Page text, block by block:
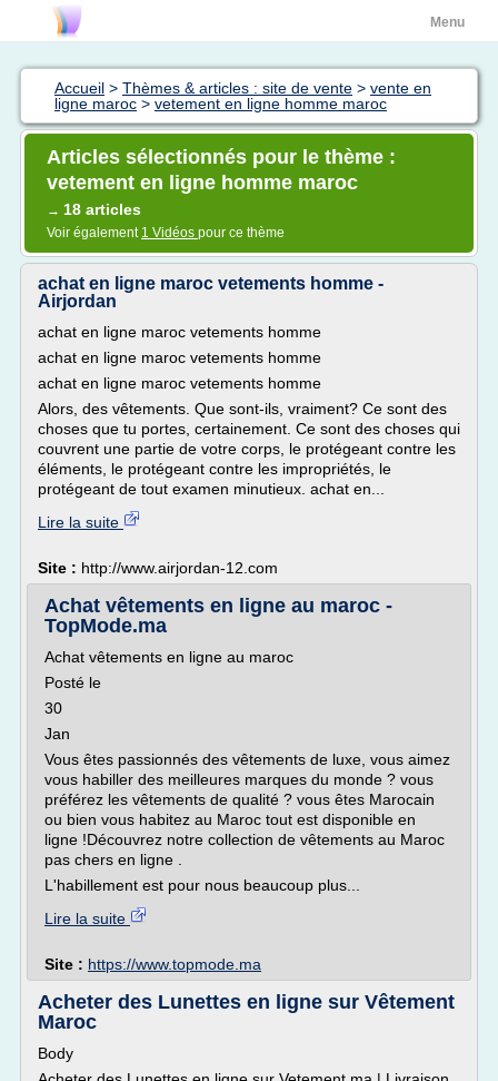
Menu
Accueil > Thèmes & articles : site de vente > vente en
ligne maroc > vetement en ligne homme maroc
Articles sélectionnés pour le thème :
vetement en ligne homme maroc
→ 18 articles
Voir également 1 Vidéos pour ce thème
achat en ligne maroc vetements homme -
Airjordan
achat en ligne maroc vetements homme
achat en ligne maroc vetements homme
achat en ligne maroc vetements homme
Alors, des vêtements. Que sont-ils, vraiment? Ce sont des
choses que tu portes, certainement. Ce sont des choses qui
couvrent une partie de votre corps, le protégeant contre les
éléments, le protégeant contre les impropriétés, le
protégeant de tout examen minutieux. achat en...
Lire la suite
Site : http://www.airjordan-12.com
Achat vêtements en ligne au maroc -
TopMode.ma
Achat vêtements en ligne au maroc
Posté le
30
Jan
Vous êtes passionnés des vêtements de luxe, vous aimez
vous habiller des meilleures marques du monde ? vous
préférez les vêtements de qualité ? vous êtes Marocain
ou bien vous habitez au Maroc tout est disponible en
ligne !Découvrez notre collection de vêtements au Maroc
pas chers en ligne .
L'habillement est pour nous beaucoup plus...
Lire la suite
Site : https://www.topmode.ma
Acheter des Lunettes en ligne sur Vêtement
Maroc
Body